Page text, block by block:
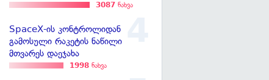
3087 ნახვა
SpaceX-ის კონტროლიდან
გამოსული რაკეტის ნაწილი
მთვარეს დაეჯახა
1998 ნახვა